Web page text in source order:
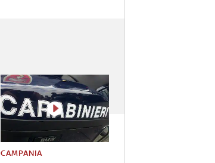
CAMPANIA